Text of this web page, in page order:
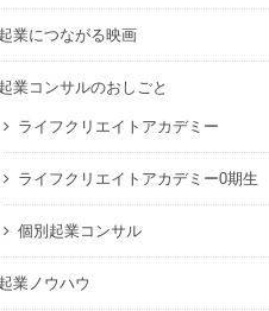
業につながる映画
業コンサルのおしごと
ライフクリエイトアカデミー
ライフクリエイトアカデミー0期生
個別起業コンサル
業ノウハウ